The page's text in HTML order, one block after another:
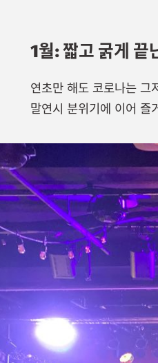
1월: 짧고 굵게 끝
연초만 해도 코로나는 그
말연시 분위기에 이어 즐